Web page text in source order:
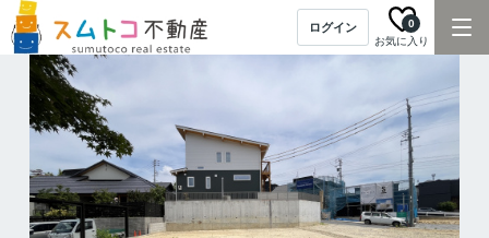
ログイン
お気に入り
0